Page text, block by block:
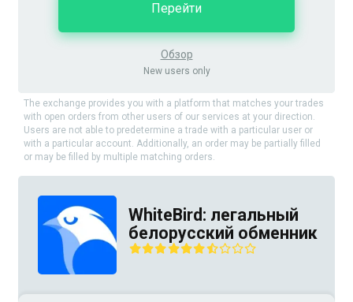
Обзор
New users only
Перейти
The exchange provides you with a platform that matches your trades
with open orders from other users of our services at your direction.
Users are not able to predetermine a trade with a particular user or
with a particular account. Additionally, an order may be partially filled
or may be filled by multiple matching orders.
WhiteBird: легальный
белорусский обменник